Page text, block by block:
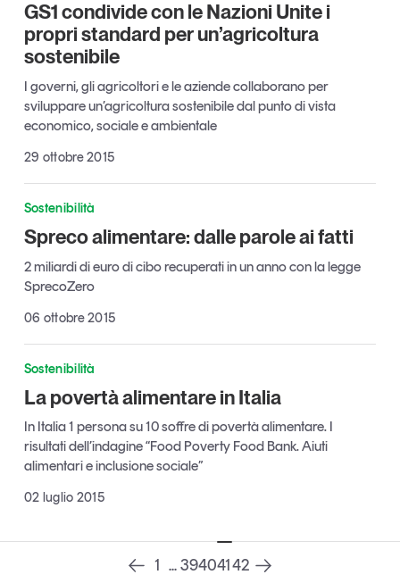
Contatti
Tendenze Journal
La nostra newsletter nella tua email
Iscriviti
Un anno di
Tendenze2026
GS1 condivide con le Nazioni Unite i
propri standard per un’agricoltura
sostenibile
I governi, gli agricoltori e le aziende collaborano per
sviluppare un’agricoltura sostenibile dal punto di vista
economico, sociale e ambientale
29 ottobre 2015
Sostenibilità
Spreco alimentare: dalle parole ai fatti
2 miliardi di euro di cibo recuperati in un anno con la legge
SprecoZero
06 ottobre 2015
Sostenibilità
La povertà alimentare in Italia
In Italia 1 persona su 10 soffre di povertà alimentare. I
risultati dell’indagine “Food Poverty Food Bank. Aiuti
alimentari e inclusione sociale”
02 luglio 2015
1 ...39404142